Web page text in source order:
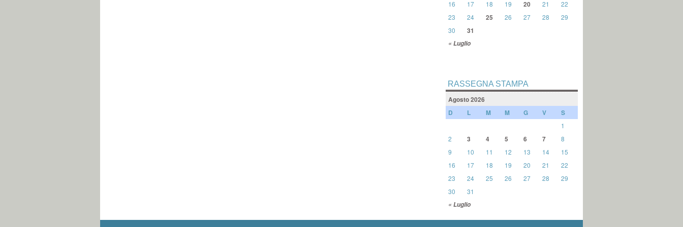
« Luglio
16
17 18 19 20 21
22
23
24 25 26 27 28
29
30
31
RASSEGNA STAMPA
Agosto 2026
D
L M M G V S
« Luglio
1
2
3 4 5 6 7
8
9
10 11 12 13 14
15
16
17 18 19 20 21
22
23
24 25 26 27 28
29
30
31